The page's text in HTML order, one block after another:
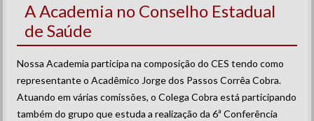
A Academia no Conselho Estadual
de Saúde
Nossa Academia participa na composição do CES tendo como
representante o Acadêmico Jorge dos Passos Corrêa Cobra.
Atuando em várias comissões, o Colega Cobra está participando
também do grupo que estuda a realização da 6ª Conferência